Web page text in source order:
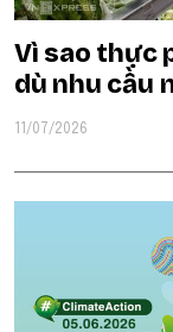
Vì sao thực
dù nhu cầu
11/07/2026